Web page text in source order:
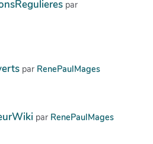
par
par RenePaulMages
par RenePaulMages